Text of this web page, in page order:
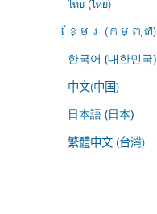
ไทย (ไทย)
ខ្មែរ (កម្ពុជា)
한국어 (대한민국)
中文(中国)
日本語 (日本)
繁體中文 (台灣)